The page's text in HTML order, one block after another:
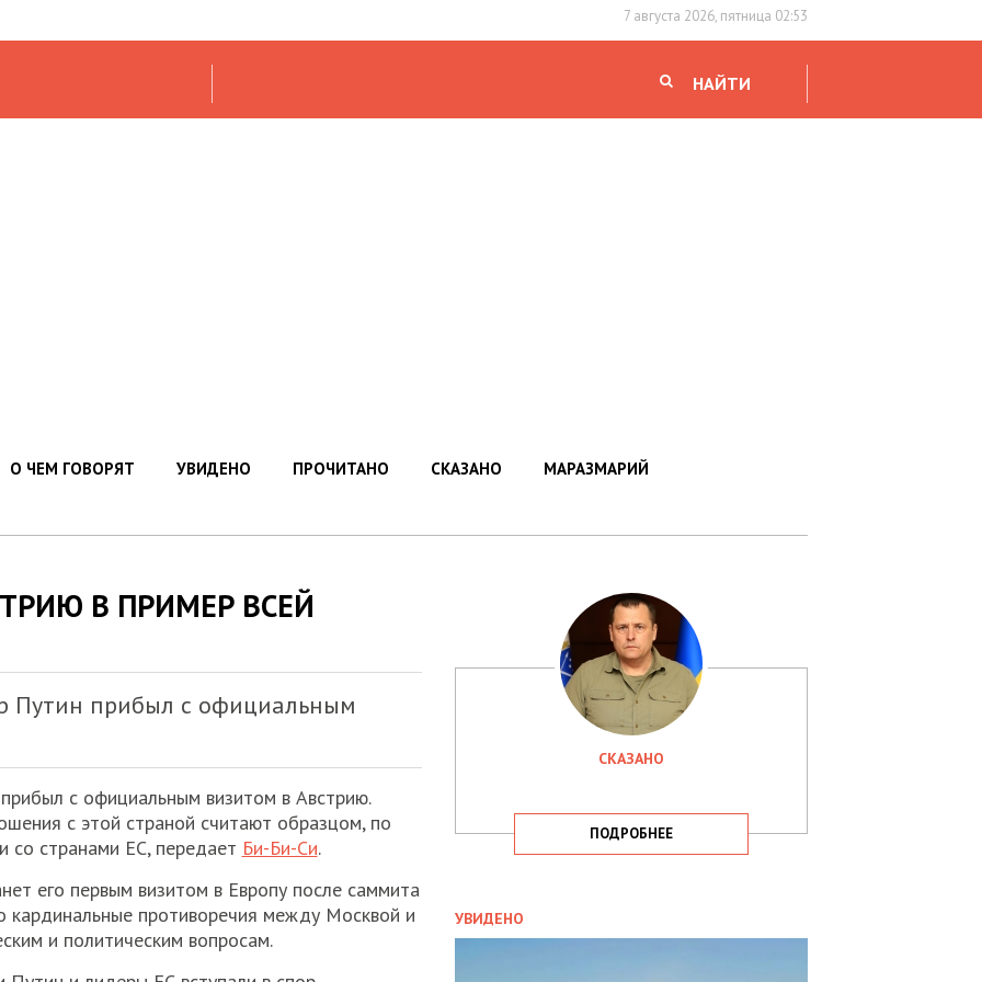
7 августа 2026, пятница 02:53
НАЙТИ
О ЧЕМ ГОВОРЯТ УВИДЕНО ПРОЧИТАНО СКАЗАНО МАРАЗМАРИЙ
В ПРИМЕР ВСЕЙ
Путин прибыл с официальным
с официальным визитом в Австрию.
с этой страной считают образцом, по
со странами ЕС, передает Би-Би-Си.
его первым визитом в Европу после саммита
кардинальные противоречия между Москвой и
и политическим вопросам.
СКАЗАНО
ПОДРОБНЕЕ
УВИДЕНО
ЗАТРИМАЛА